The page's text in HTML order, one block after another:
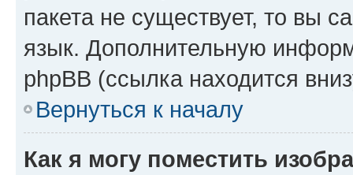
пакета не существует, то вы
язык. Дополнительную
phpBB (ссылка находится
Вернуться к началу
Как я могу поместить